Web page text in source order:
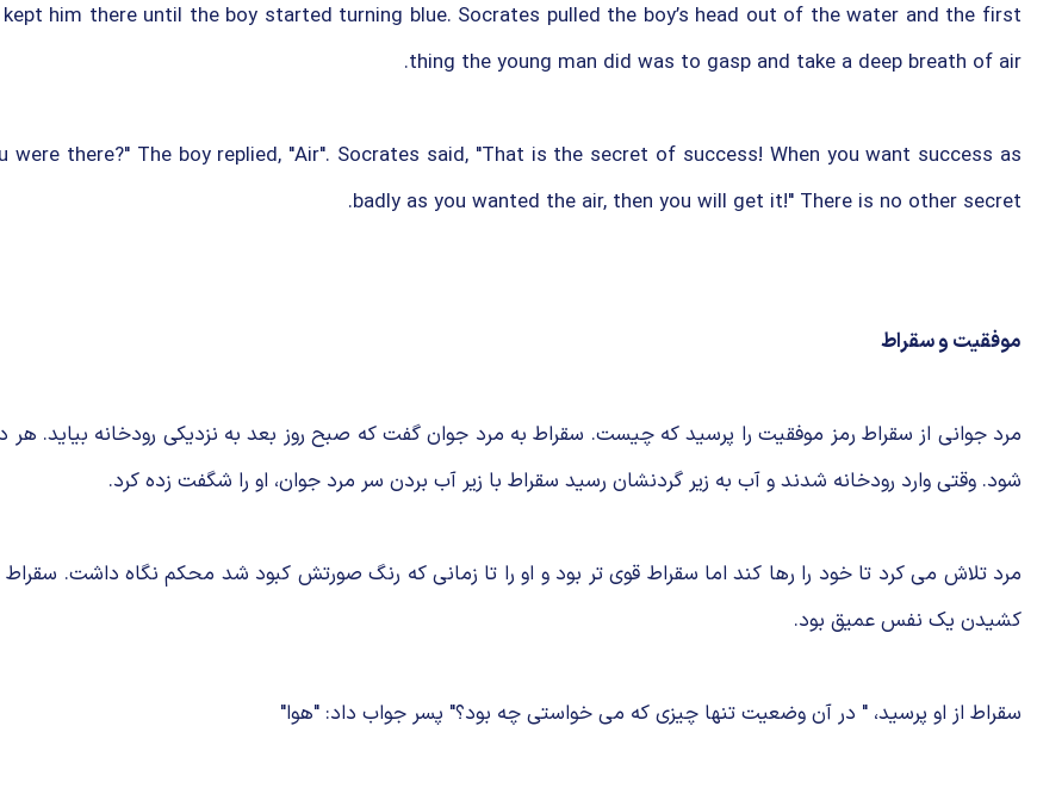
him there until the boy started turning blue. Socrates pulled the boy’s head out of the water and the first
thing the young man did was to gasp and take a deep breath of air.
there?" The boy replied, "Air". Socrates said, "That is the secret of success! When you want success as
badly as you wanted the air, then you will get it!" There is no other secret.
موفقیت و سقراط
مرد جوانی از سقراط رمز موفقیت را پرسید که چیست. سقراط به مرد جوان گفت که صبح روز بعد به نزدیکی رودخانه بیاید.
شود. وقتی وارد رودخانه شدند و آب به زیر گردنشان رسید سقراط با زیر آب بردن سر مرد جوان، او را شگفت زده کرد.
مرد تلاش می کرد تا خود را رها کند اما سقراط قوی تر بود و او را تا زمانی که رنگ صورتش کبود شد محکم نگاه داشت. سقراط
کشیدن یک نفس عمیق بود.
سقراط از او پرسید، " در آن وضعیت تنها چیزی که می خواستی چه بود؟" پسر جواب داد: "هوا"